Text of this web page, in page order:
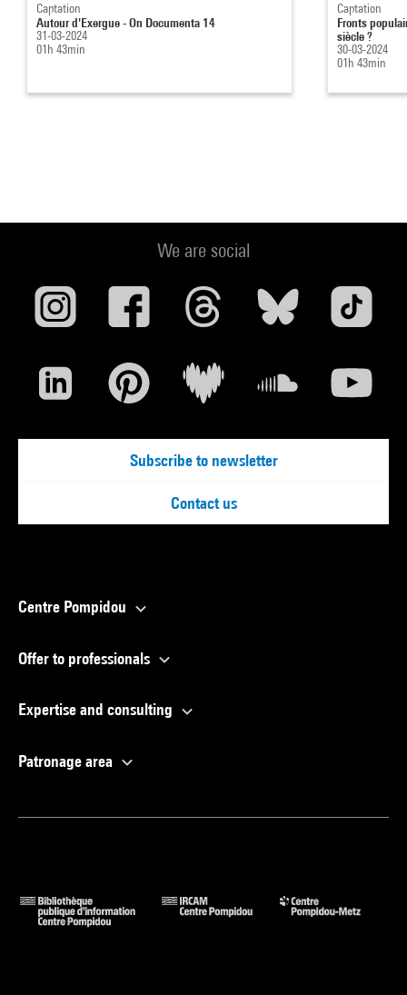
Captation
Autour d'Exergue - On Documenta 14
31-03-2024
01h 43min
Captation
Fronts
siècle ?
30-03-2024
01h 43min
We are social
Subscribe to newsletter
Contact us
Centre Pompidou
Offer to professionals
Expertise and consulting
Patronage area